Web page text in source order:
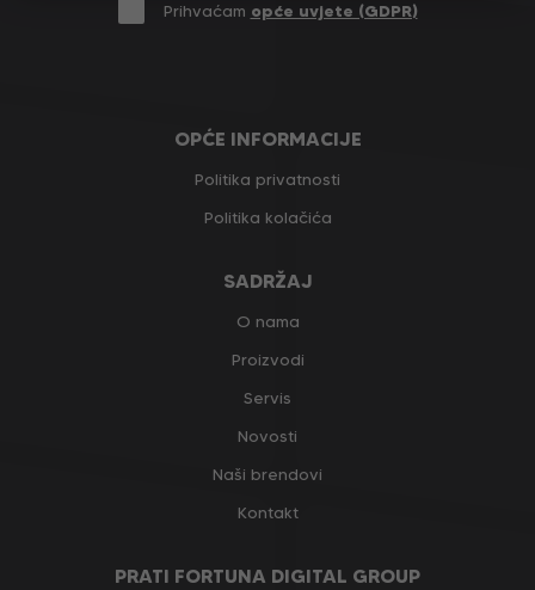
Prihvaćam opće uvjete (GDPR)
OPĆE INFORMACIJE
Politika privatnosti
Politika kolačića
SADRŽAJ
O nama
Proizvodi
Servis
Novosti
Naši brendovi
Kontakt
PRATI FORTUNA DIGITAL GROUP